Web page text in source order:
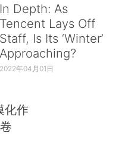
In Depth: As
Tencent Lays Off
Staff, Is Its ‘Winter’
Approaching?
2022年04月01日
化作